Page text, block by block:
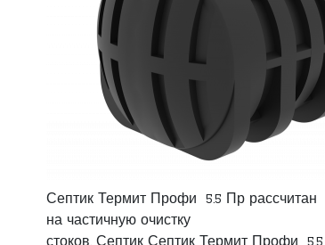
Септик Термит Профи 5.5 Пр рассчитан
на частичную очистку